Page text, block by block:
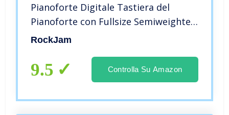
Pianoforte Digitale Tastiera del
Pianoforte con Fullsize Semiweighted
Chiavi Leggio Pianoforte Nota Potere
Altoparlanti, 20 Watt
RockJam
9.5 Controlla Su Amazon